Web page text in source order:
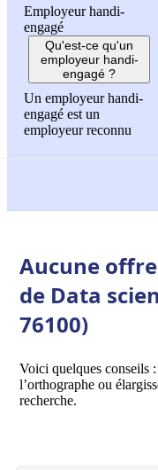
Employeur handi-
engagé
Qu'est-ce qu'un
employeur handi-
engagé ?
Un employeur handi-
engagé est un
employeur reconnu
Aucune
de Data
76100)
Voici quelques conseils
l’orthographe ou
recherche.